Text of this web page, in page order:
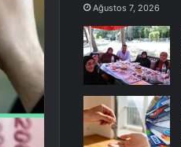
Ağustos 7, 2026